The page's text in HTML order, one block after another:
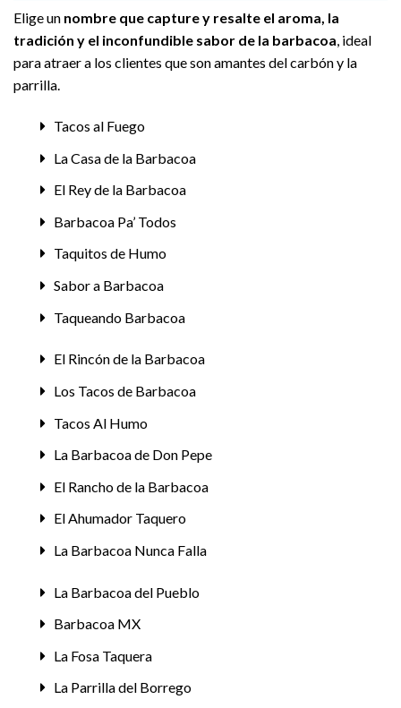
Elige un nombre que capture y resalte el aroma, la
tradición y el inconfundible sabor de la barbacoa, ideal
para atraer a los clientes que son amantes del carbón y la
parrilla.
Tacos al Fuego
La Casa de la Barbacoa
El Rey de la Barbacoa
Barbacoa Pa’ Todos
Taquitos de Humo
Sabor a Barbacoa
Taqueando Barbacoa
El Rincón de la Barbacoa
Los Tacos de Barbacoa
Tacos Al Humo
La Barbacoa de Don Pepe
El Rancho de la Barbacoa
El Ahumador Taquero
La Barbacoa Nunca Falla
La Barbacoa del Pueblo
Barbacoa MX
La Fosa Taquera
La Parrilla del Borrego